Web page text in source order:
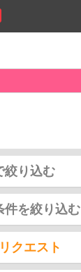
絞り込む
件を絞り込む
クエスト